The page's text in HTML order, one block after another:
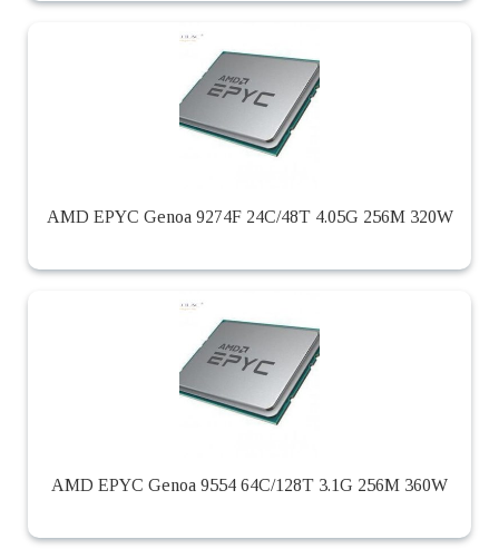
AMD EPYC Genoa 9274F 24C/48T 4.05G 256M 320W
AMD EPYC Genoa 9554 64C/128T 3.1G 256M 360W